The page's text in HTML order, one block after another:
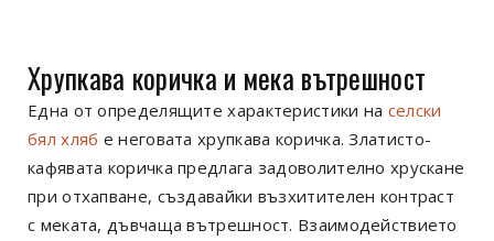
Хрупкава коричка и мека вътрешност
Една от определящите характеристики на селски
бял хляб е неговата хрупкава коричка. Златисто-
кафявата коричка предлага задоволително хрускане
при отхапване, създавайки възхитителен контраст
с меката, дъвчаща вътрешност. Взаимодействието